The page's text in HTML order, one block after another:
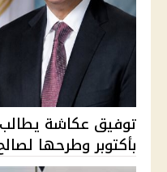
بأكتوبر وطرحها